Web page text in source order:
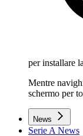
per installare
Mentre
schermo per
News
Serie A News